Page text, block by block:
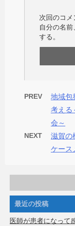
次回のコ
自分の名
する。
PREV
地域包
考える
会～
NEXT
滋賀の
ケース
最近の投稿
医師が患者になって